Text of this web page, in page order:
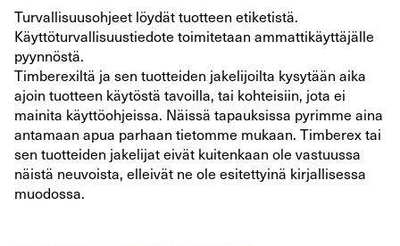
Turvallisuusohjeet löydät tuotteen etiketistä.
Käyttöturvallisuustiedote toimitetaan ammattikäyttäjälle
pyynnöstä.
Timberexiltä ja sen tuotteiden jakelijoilta kysytään aika
ajoin tuotteen käytöstä tavoilla, tai kohteisiin, jota ei
mainita käyttöohjeissa. Näissä tapauksissa pyrimme aina
antamaan apua parhaan tietomme mukaan. Timberex tai
sen tuotteiden jakelijat eivät kuitenkaan ole vastuussa
näistä neuvoista, elleivät ne ole esitettyinä kirjallisessa
muodossa.